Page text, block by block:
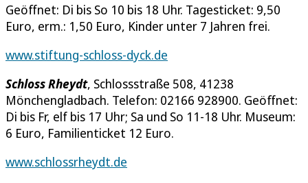
Geöffnet: Di bis So 10 bis 18 Uhr. Tagesticket: 9,50
Euro, erm.: 1,50 Euro, Kinder unter 7 Jahren frei.
www.stiftung-schloss-dyck.de
Schloss Rheydt, Schlossstraße 508, 41238
Mönchengladbach. Telefon: 02166 928900. Geöffnet:
Di bis Fr, elf bis 17 Uhr; Sa und So 11-18 Uhr. Museum:
6 Euro, Familienticket 12 Euro.
www.schlossrheydt.de